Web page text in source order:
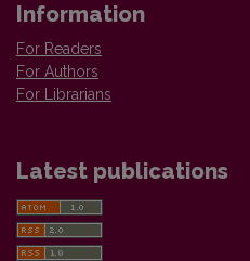
Information
For Readers
For Authors
For Librarians
Latest publications